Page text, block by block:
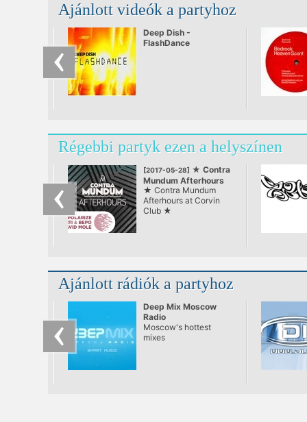
Ajánlott videók a partyhoz
Deep Dish -
FlashDance
Régebbi partyk ezen a helyszínen
[2017-05-28] ★ Contra
Mundum Afterhours
at Corvin Club ★
★ Contra Mundum
Afterhours at Corvin
Club ★
Ajánlott rádiók a partyhoz
Deep Mix Moscow
Radio
Moscow's hottest
mixes